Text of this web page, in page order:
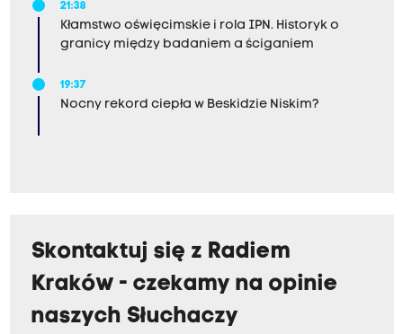
21:38
Kłamstwo oświęcimskie i rola IPN. Historyk o
granicy między badaniem a ściganiem
19:37
Nocny rekord ciepła w Beskidzie Niskim?
Skontaktuj się z Radiem
Kraków - czekamy na opinie
naszych Słuchaczy